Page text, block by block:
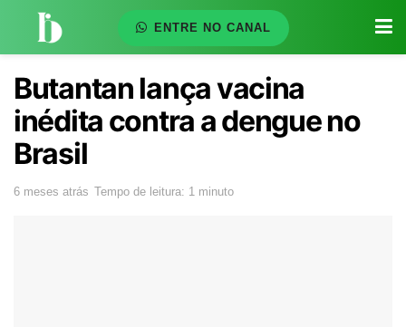
ENTRE NO CANAL
Butantan lança vacina
inédita contra a dengue no
Brasil
6 meses atrás Tempo de leitura: 1 minuto